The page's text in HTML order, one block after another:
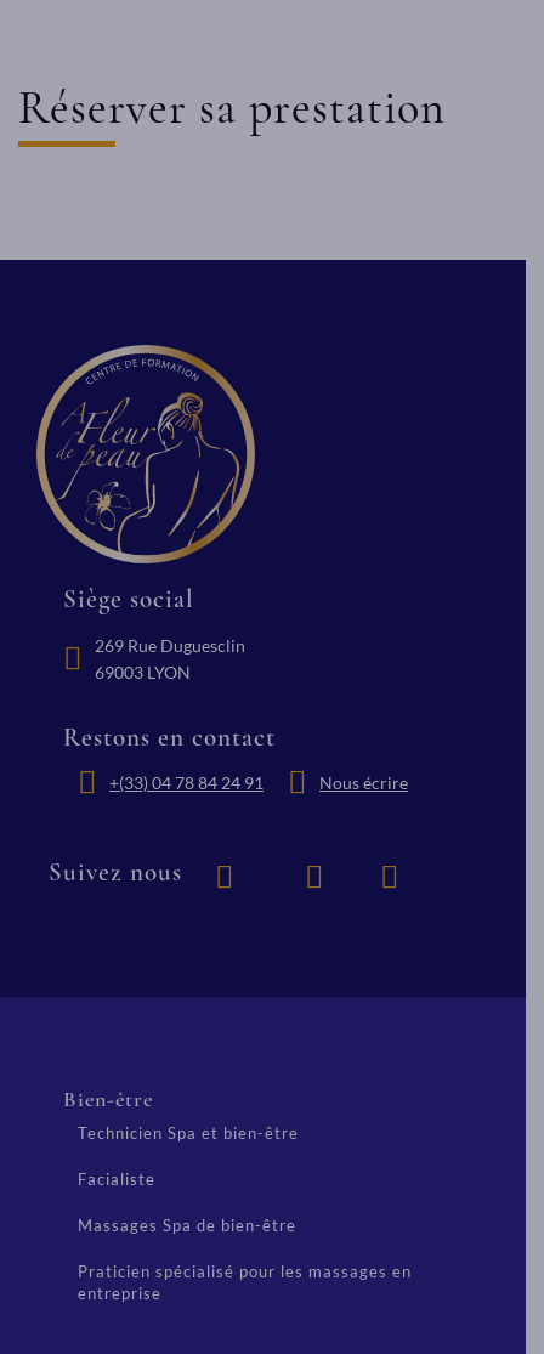
Réserver sa prestation
Siège social
269 Rue Duguesclin
69003 LYON
Restons en contact
+(33) 04 78 84 24 91 Nous écrire
Suivez nous
Bien-être
Technicien Spa et bien-être
Facialiste
Massages Spa de bien-être
Praticien spécialisé pour les massages en
entreprise